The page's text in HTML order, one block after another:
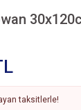
taksitlerle!